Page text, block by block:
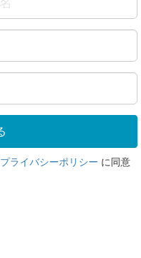
プライバシーポリシー に同意